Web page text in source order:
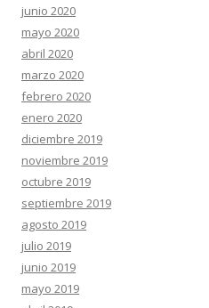
junio 2020
mayo 2020
abril 2020
marzo 2020
febrero 2020
enero 2020
diciembre 2019
noviembre 2019
octubre 2019
septiembre 2019
agosto 2019
julio 2019
junio 2019
mayo 2019